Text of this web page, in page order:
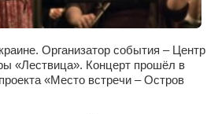
— экипировочный центр
Организатор события – Центр
«Лествица». Концерт прошёл в
«Место встречи – Остров